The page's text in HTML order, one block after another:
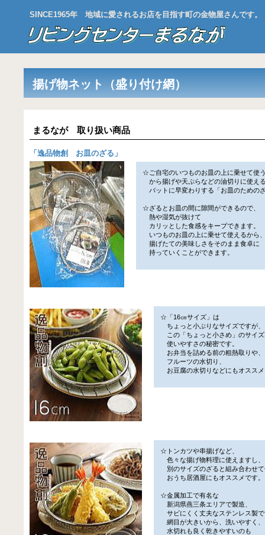
SINCE1965年 地域に愛されるお店を目指す町の金物屋さんです。
揚げ物ネット（盛り付け網）
まるなが 取り扱い商品
「 逸品物創 お皿のざる 」
☆ご自宅のいつものお皿の上に乗せて使
から揚げや天ぷらなどの油切りに使え
バットに早変わりする「お皿のための
☆ざるとお皿の間に隙間ができるので、
熱や湿気が抜けて
カリッとした食感をキープできます。
いつものお皿の上に乗せて使えるから
揚げたての美味しさをそのまま食卓に
持っていくことができます。
☆「16㎝サイズ」は
ちょっと小ぶりなサイズですが、
この「ちょっと小さめ」のサイ
使いやすさの秘密です。
お弁当を詰める前の粗熱取りや、
フルーツの水切り、
お豆腐の水切りなどにもオスス
☆トンカツや串揚げなど、
色々な揚げ物料理に使えますし、
別のサイズのざると組み合わせ
おうち居酒屋にもオススメです。
☆金属加工で有名な
新潟県燕三条エリアで製造、
サビにくく丈夫なステンレス製
網目が大きいから、洗いやすく、
水切れも良く乾きやすいのも